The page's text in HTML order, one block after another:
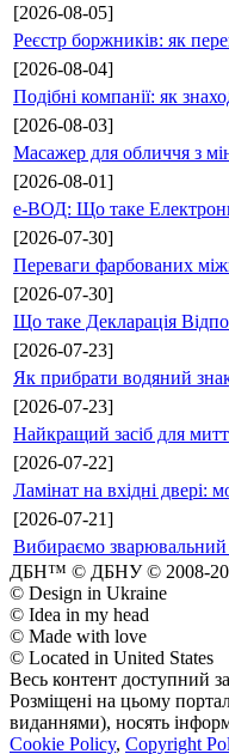
[2026-08-05]
Реєстр боржників: як
[2026-08-04]
Подібні компанії: як
[2026-08-03]
Масажер для обличчя з
[2026-08-01]
е-ВОД: Що таке
[2026-07-30]
Переваги фарбованих
[2026-07-30]
Що таке Декларація
[2026-07-23]
Як прибрати водяний
[2026-07-23]
Найкращий засіб для
[2026-07-22]
Ламінат на вхідні двері:
[2026-07-21]
Вибираємо зварювальний
ДБН™ © ДБНУ © 2008-
© Design in Ukraine
© Idea in my head
© Made with love
© Located in United States
Весь контент доступний
Розміщені на цьому
виданнями), носять
Cookie Policy, Copyright